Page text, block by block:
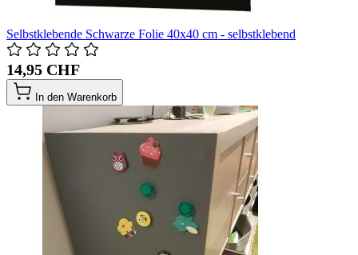
Selbstklebende Schwarze Folie 40x40 cm - selbstklebend
14,95 CHF
In den Warenkorb